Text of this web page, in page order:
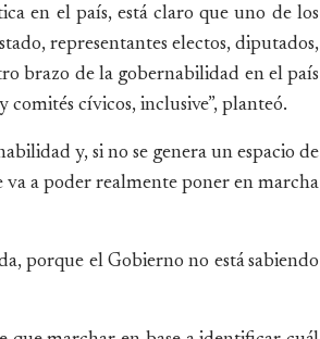
en el país, está claro que uno de los
representantes electos, diputados,
brazo de la gobernabilidad en el país
comités cívicos, inclusive”, planteó.
y, si no se genera un espacio de
va a poder realmente poner en marcha
porque el Gobierno no está sabiendo